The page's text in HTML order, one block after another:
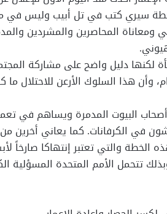
سيري كتب في تل أبيب وليس في
المحاصرين والمشردين
لكنها دليل واضح على مشاركة
هذا السلوك الأرعن للاحتلال ما
في الكرفانات. كما يعاني أخرين
والتي تعتبر إنتهاكا صارخاً
تتحمل الأمم المتحدة المسؤلية